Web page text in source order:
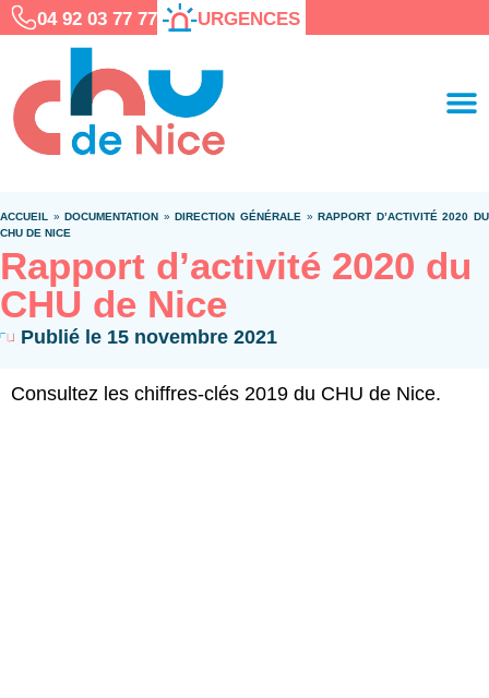
04 92 03 77 77 URGENCES
ACCUEIL »DOCUMENTATION »DIRECTION GÉNÉRALE »RAPPORT D’ACTIVITÉ 2020 DU
CHU DE NICE
Rapport d’activité 2020 du
CHU de Nice
Publié le 15 novembre 2021
Consultez les chiffres-clés 2019 du CHU de Nice.